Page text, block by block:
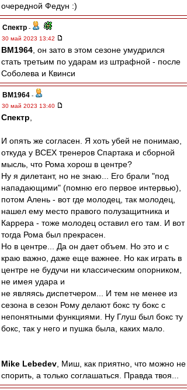
очередной Федун :)
Спектр -
30 май 2023 13:42
BM1964 , он зато в этом сезоне умудрился
стать третьим по ударам из штрафной - после
Соболева и Квинси
BM1964 -
30 май 2023 13:40
Спектр
И опять же согласен. Я хоть убей не понимаю,
откуда у ВСЕХ тренеров Спартака и сборной
мысль, что Рома хорош в центре?
Ну я дилетант, но не знаю... Его брали "под
нападающими" (помню его первое интервью),
потом Алень - вот где молодец, так молодец,
нашел ему место правого полузащитника и
Каррера - тоже молодец оставил его там. И вот
тогда Рома был прекрасен.
Но в центре... Да он дает объем. Но это и с
краю важно, даже еще важнее. Но как играть в
центре не будучи ни классическим опорником,
не имея удара и
не являясь диспетчером... И тем не менее из
сезона в сезон Рому делают бокс ту бокс с
непонятными функциями. Ну Глуш был бокс ту
бокс, так у него и пушка была, каких мало.
Mike Lebedev , Миш, как приятно, что можно не
спорить, а только соглашаться. Правда твоя...